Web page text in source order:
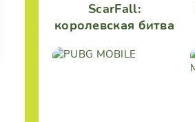
ScarFall:
королевская битва